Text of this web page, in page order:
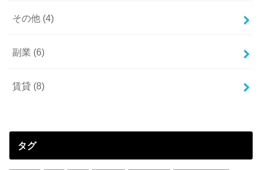
その他 (4)
副業 (6)
賃貸 (8)
タグ